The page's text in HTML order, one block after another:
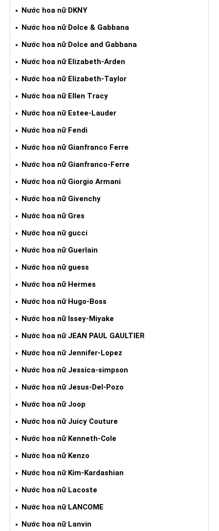
Nước hoa nữ DKNY
Nước hoa nữ Dolce & Gabbana
Nước hoa nữ Dolce and Gabbana
Nước hoa nữ Elizabeth-Arden
Nước hoa nữ Elizabeth-Taylor
Nước hoa nữ Ellen Tracy
Nước hoa nữ Estee-Lauder
Nước hoa nữ Fendi
Nước hoa nữ Gianfranco Ferre
Nước hoa nữ Gianfranco-Ferre
Nước hoa nữ Giorgio Armani
Nước hoa nữ Givenchy
Nước hoa nữ Gres
Nước hoa nữ gucci
Nước hoa nữ Guerlain
Nước hoa nữ guess
Nước hoa nữ Hermes
Nước hoa nữ Hugo-Boss
Nước hoa nữ Issey-Miyake
Nước hoa nữ JEAN PAUL GAULTIER
Nước hoa nữ Jennifer-Lopez
Nước hoa nữ Jessica-simpson
Nước hoa nữ Jesus-Del-Pozo
Nước hoa nữ Joop
Nước hoa nữ Juicy Couture
Nước hoa nữ Kenneth-Cole
Nước hoa nữ Kenzo
Nước hoa nữ Kim-Kardashian
Nước hoa nữ Lacoste
Nước hoa nữ LANCOME
Nước hoa nữ Lanvin